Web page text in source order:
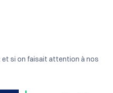
et si on faisait attention à nos